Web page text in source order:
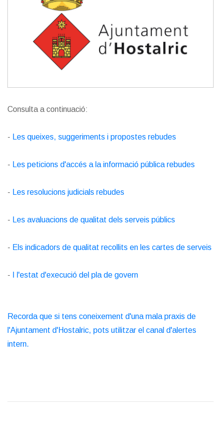
Consulta a continuació:
- Les queixes, suggeriments i propostes rebudes
- Les peticions d'accés a la informació pública rebudes
- Les resolucions judicials rebudes
- Les avaluacions de qualitat dels serveis públics
- Els indicadors de qualitat recollits en les cartes de serveis
- I l'estat d'execució del pla de govern
Recorda que si tens coneixement d'una mala praxis de
l'Ajuntament d'Hostalric, pots utilitzar el canal d'alertes
intern.